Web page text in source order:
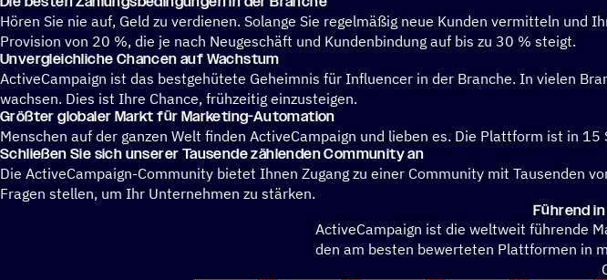
Hören Sie nie auf, Geld zu verdienen. Solange Sie regelmäßig neue Kunden vermitteln
Provision von 20 %, die je nach Neugeschäft und Kundenbindung auf bis zu 30 % steigt.
Unver­gleich­li­che Chancen auf Wachstum
ActiveCampaign ist das bestgehütete Geheimnis für Influencer in der Branche. In vielen
wachsen. Dies ist Ihre Chance, frühzeitig einzusteigen.
Größter globa­ler Markt für Marketing-Automation
Menschen auf der ganzen Welt finden ActiveCampaign und lieben es. Die Plattform ist in
Schlie­ßen Sie sich unserer Tausende zählen­den Community an
Die ActiveCampaign-Community bietet Ihnen Zugang zu einer Community mit Tausenden
Fragen stellen, um Ihr Unternehmen zu stärken.
Führend
ActiveCampaign ist die weltweit führende
den am besten bewerteten Plattformen in